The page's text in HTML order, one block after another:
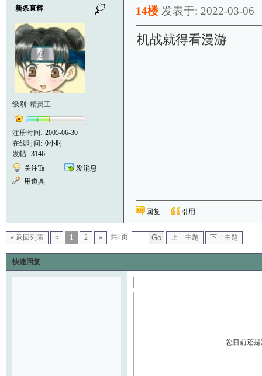
新条直辉
级别: 精灵王
注册时间: 2005-06-30
在线时间: 0小时
发帖: 3146
关注Ta
发消息
用道具
14楼 发表于: 2022-03-06
机战就得看漫游
回复 引用
« 返回列表 « 1 2 » 共2页 Go 上一主题 下一主题
快速回复
您目前还